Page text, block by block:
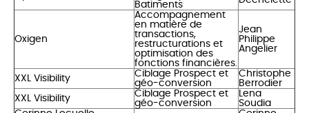
Batiments
Oxigen
Accompagnement
en matière de
transactions,
restructurations et
optimisation des
fonctions financières.
Jean
Philippe
Angelier
XXL Visibility
Ciblage Prospect et
géo-conversion
Christophe
Berrodier
XXL Visibility
Ciblage Prospect et
géo-conversion
Lena
Soudia